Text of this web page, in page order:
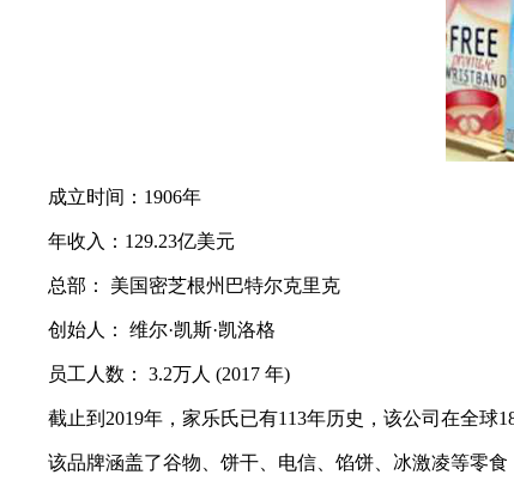
成立时间：1906年
年收入：129.23亿美元
总部： 美国密芝根州巴特尔克里克
创始人： 维尔·凯斯·凯洛格
员工人数： 3.2万人 (2017 年)
截止到2019年，家乐氏已有113年历史，该公司在全球
该品牌涵盖了谷物、饼干、电信、馅饼、冰激凌等零食